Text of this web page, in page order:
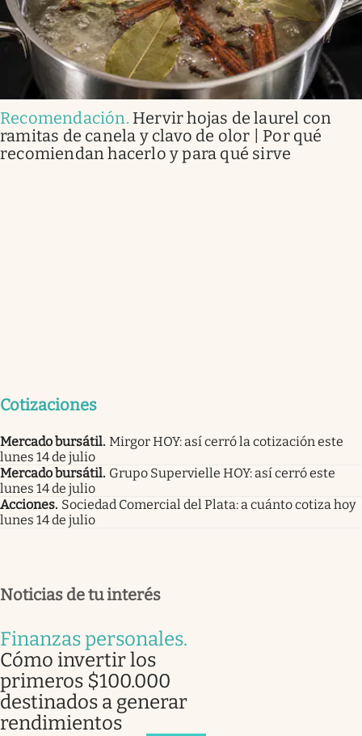
Recomendación. Hervir hojas de laurel con
ramitas de canela y clavo de olor | Por qué
recomiendan hacerlo y para qué sirve
Cotizaciones
Mercado bursátil. Mirgor HOY: así cerró la cotización este
lunes 14 de julio
Mercado bursátil. Grupo Supervielle HOY: así cerró este
lunes 14 de julio
Acciones. Sociedad Comercial del Plata: a cuánto cotiza hoy
lunes 14 de julio
Noticias de tu interés
Finanzas personales.
Cómo invertir los
primeros $100.000
destinados a generar
rendimientos